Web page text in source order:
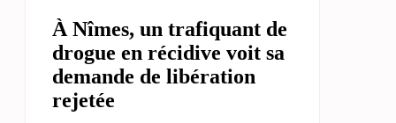
À Nîmes, un trafiquant de
drogue en récidive voit sa
demande de libération
rejetée